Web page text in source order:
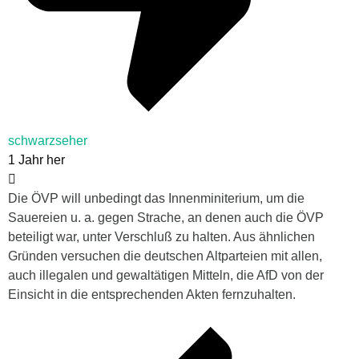
schwarzseher
1 Jahr her
Die ÖVP will unbedingt das Innenminiterium, um die
Sauereien u. a. gegen Strache, an denen auch die ÖVP
beteiligt war, unter Verschluß zu halten. Aus ähnlichen
Gründen versuchen die deutschen Altparteien mit allen,
auch illegalen und gewaltätigen Mitteln, die AfD von der
Einsicht in die entsprechenden Akten fernzuhalten.